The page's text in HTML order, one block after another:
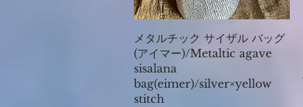
Visualização rápida
メタルチック サイザル バッグ
(アイマー)/Metaltic agave
sisalana
bag(eimer)/silver×yellow
stitch